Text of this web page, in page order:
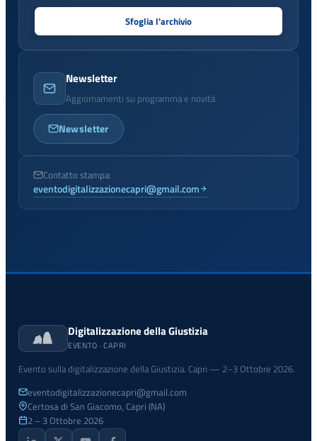
Sfoglia l'archivio
Newsletter
Aggiornamenti su programma e novità
Newsletter
Contatto stampa:
eventodigitalizzazionecapri@gmail.com
Digitalizzazione della Giustizia
EVENTO · CAPRI
Evento sulla digitalizzazione della Giustizia. Capri — 2–3 Ottobre 2026.
eventodigitalizzazionecapri@gmail.com
Certosa di San Giacomo, Capri (NA)
2 – 3 Ottobre 2026